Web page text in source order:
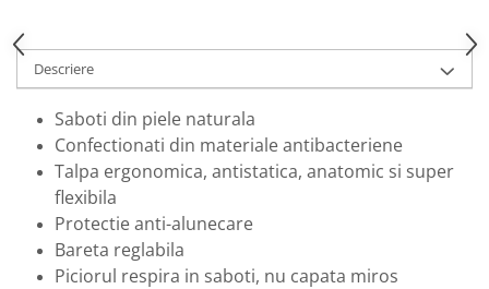
Descriere
Saboti din piele naturala
Confectionati din materiale antibacteriene
Talpa ergonomica, antistatica, anatomic si super
flexibila
Protectie anti-alunecare
Bareta reglabila
Piciorul respira in saboti, nu capata miros